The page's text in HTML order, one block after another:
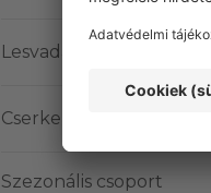
Lesvadászat
Cserkelés
Szezonális csoport